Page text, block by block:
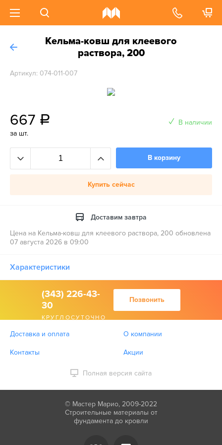
Кельма-ковш для клеевого
раствора, 200
Артикул: 074-011-007
667 a
за шт.
В наличии
В корзину
Купить сейчас
Доставим завтра
Цена на Кельма-ковш для клеевого раствора, 200 обновлена
07 августа 2026 в 09:00
Характеристики
(343) 226-43-
30
КРУГЛОСУТОЧНО
Позвонить
Доставка и оплата О компании
Контакты Акции
Полная версия сайта
© Мастер Марио, 2009-2022
Строительные материалы от
фундамента до кровли